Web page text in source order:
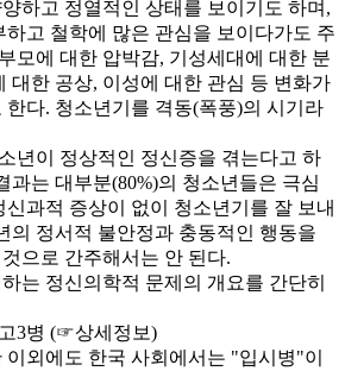
하고 정열적인 상태를 보이기도 하며,
하고 철학에 많은 관심을 보이다가도 주
모에 대한 압박감, 기성세대에 대한 분
대한 공상, 이성에 대한 관심 등 변화가
한다. 청소년기를 격동(폭풍)의 시기라
년이 정상적인 정신증을 겪는다고 하
과는 대부분(80%)의 청소년들은 극심
과적 증상이 없이 청소년기를 잘 보내
의 정서적 불안정과 충동적인 행동을
으로 간주해서는 안 된다.
는 정신의학적 문제의 개요를 간단히
3병 (☞상세정보)
외에도 한국 사회에서는 "입시병"이